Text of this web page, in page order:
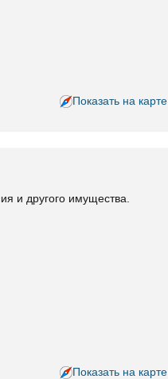
Показать на карте
и другого имущества.
Показать на карте